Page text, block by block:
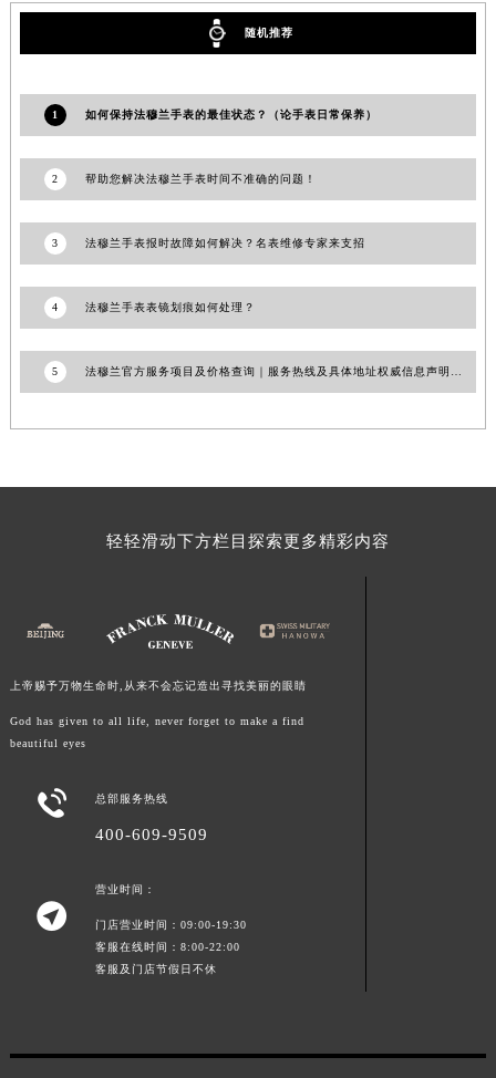
随机推荐
1 如何保持法穆兰手表的最佳状态？（论手表日常保养）
2 帮助您解决法穆兰手表时间不准确的问题！
3 法穆兰手表报时故障如何解决？名表维修专家来支招
4 法穆兰手表表镜划痕如何处理？
5
轻轻滑动下方栏目探索更多精彩内容
上帝赐予万物生命时,从来不会忘记造出寻找美丽的眼睛
God has given to all life, never forget to make a find
beautiful eyes
 总部服务热线
400-609-9509

营业时间：
门店营业时间：09:00-19:30
客服在线时间：8:00-22:00
客服及门店节假日不休